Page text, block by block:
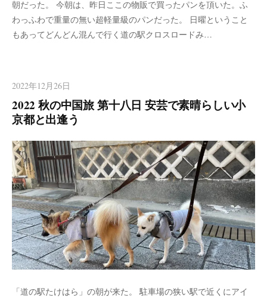
朝だった。 今朝は、昨日ここの物販で買ったパンを頂いた。ふ
わっふわで重量の無い超軽量級のパンだった。 日曜ということ
もあってどんどん混んで行く道の駅クロスロードみ…
2022年12月26日
2022 秋の中国旅 第十八日 安芸で素晴らしい小
京都と出逢う
「道の駅たけはら」の朝が来た。 駐車場の狭い駅で近くにアイ